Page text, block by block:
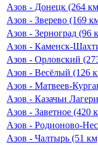
Азов - Донецк (264
Азов - Зверево (169
Азов - Зерноград (96
Азов - Каменск-
Азов - Орловский
Азов - Весёлый (126
Азов - Матвеев-
Азов - Казачьи
Азов - Заветное (420
Азов - Родионово-
Азов - Чалтырь (51